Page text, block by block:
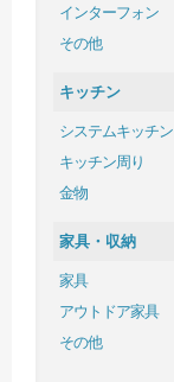
インターフォン
その他
キッチン
システムキッチン
キッチン周り
金物
家具・収納
家具
アウトドア家具
その他